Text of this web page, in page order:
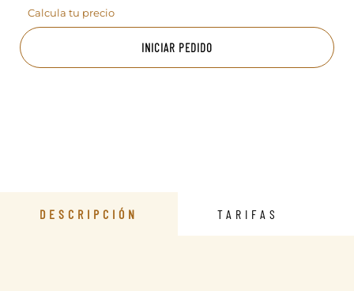
Calcula tu precio
INICIAR PEDIDO
DESCRIPCIÓN TARIFAS